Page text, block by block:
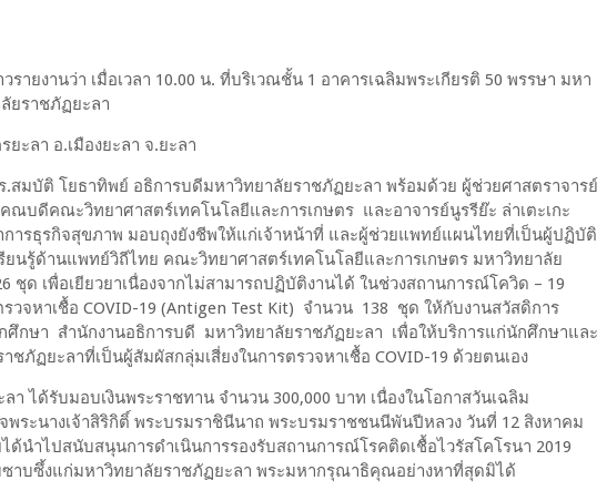
รายงานว่า เมื่อเวลา 10.00 น. ที่บริเวณชั้น 1 อาคารเฉลิมพระเกียรติ 50 พรรษา มหา
ยราชภัฏยะลา
ะลา อ.เมืองยะลา จ.ยะลา
.สมบัติ โยธาทิพย์ อธิการบดีมหาวิทยาลัยราชภัฏยะลา พร้อมด้วย ผู้ช่วยศาสตราจารย์
ณบดีคณะวิทยาศาสตร์เทคโนโลยีและการเกษตร และอาจารย์นูรรีย๊ะ ล่าเตะเกะ
ารธุรกิจสุขภาพ มอบถุงยังชีพให้แก่เจ้าหน้าที่ และผู้ช่วยแพทย์แผนไทยที่เป็นผู้ปฏิบัติ
ยนรู้ด้านแพทย์วิถีไทย คณะวิทยาศาสตร์เทคโนโลยีและการเกษตร มหาวิทยาลัย
ชุด เพื่อเยียวยาเนื่องจากไม่สามารถปฏิบัติงานได้ ในช่วงสถานการณ์โควิด – 19
จหาเชื้อ COVID-19 (Antigen Test Kit) จำนวน 138 ชุด ให้กับงานสวัสดิการ
กษา สำนักงานอธิการบดี มหาวิทยาลัยราชภัฏยะลา เพื่อให้บริการแก่นักศึกษาและ
ชภัฏยะลาที่เป็นผู้สัมผัสกลุ่มเสี่ยงในการตรวจหาเชื้อ COVID-19 ด้วยตนเอง
า ได้รับมอบเงินพระราชทาน จำนวน 300,000 บาท เนื่องในโอกาสวันเฉลิม
พระนางเจ้าสิริกิติ์ พระบรมราชินีนาถ พระบรมราชชนนีพันปีหลวง วันที่ 12 สิงหาคม
ด้นำไปสนับสนุนการดำเนินการรองรับสถานการณ์โรคติดเชื้อไวรัสโคโรนา 2019
ซาบซึ้งแก่มหาวิทยาลัยราชภัฏยะลา พระมหากรุณาธิคุณอย่างหาที่สุดมิได้